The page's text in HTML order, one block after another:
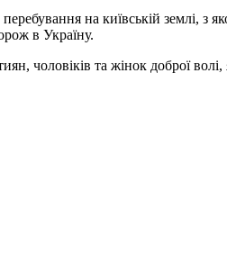
на київській землі, з
в Україну.
та жінок доброї